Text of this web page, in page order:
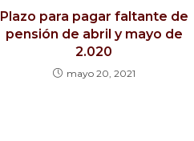
Plazo para pagar faltante de
pensión de abril y mayo de
2.020
mayo 20, 2021